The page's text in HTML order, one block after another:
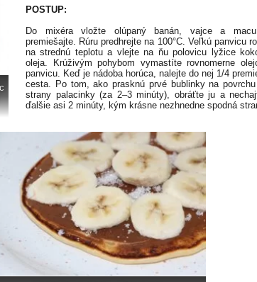
POSTUP:
Do mixéra vložte olúpaný banán, vajce a
premiešajte. Rúru predhrejte na 100°C. Veľkú panvicu
na strednú teplotu a vlejte na ňu polovicu lyžice
oleja. Krúživým pohybom vymastíte rovnomerne
panvicu. Keď je nádoba horúca, nalejte do nej 1/4
cesta. Po tom, ako prasknú prvé bublinky na
strany palacinky (za 2–3 minúty), obráťte ju a
ďalšie asi 2 minúty, kým krásne nezhnedne spodná